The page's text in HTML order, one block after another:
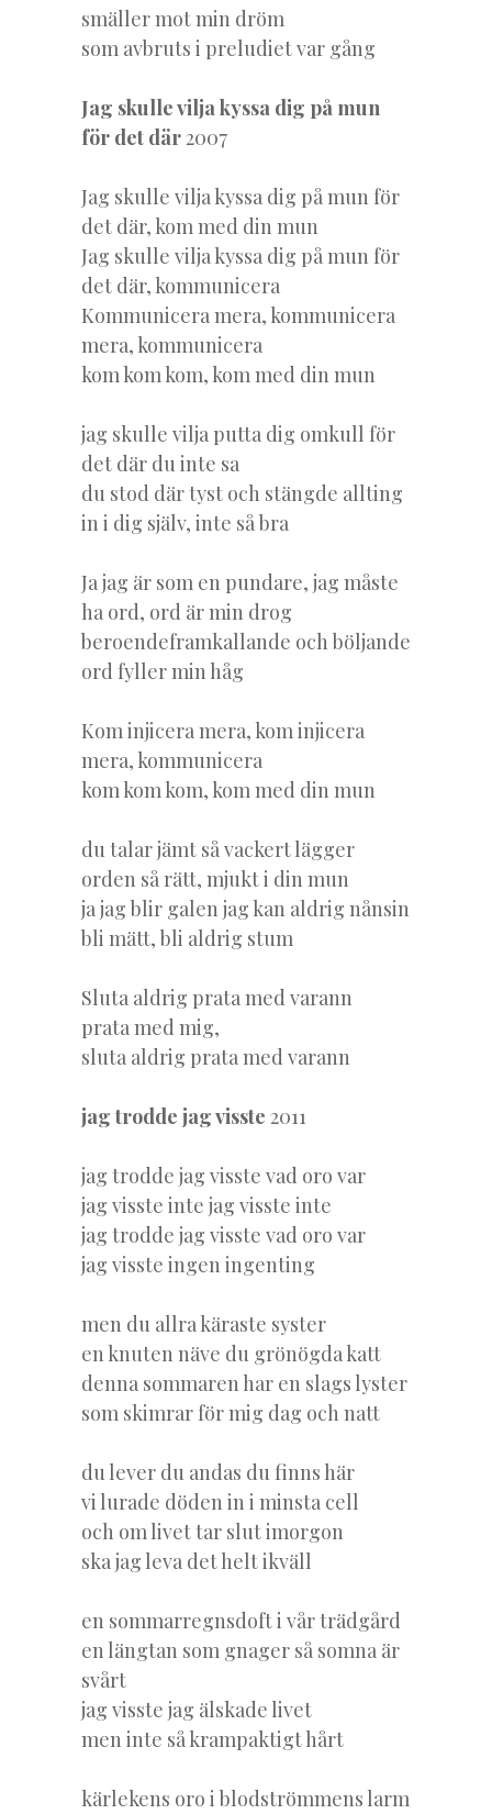
smäller mot min dröm
som avbruts i preludiet var gång
Jag skulle vilja kyssa dig på mun
för det där2007
Jag skulle vilja kyssa dig på mun för
det där, kom med din mun
Jag skulle vilja kyssa dig på mun för
det där, kommunicera
Kommunicera mera, kommunicera
mera, kommunicera
kom kom kom, kom med din mun
jag skulle vilja putta dig omkull för
det där du inte sa
du stod där tyst och stängde allting
in i dig själv, inte så bra
Ja jag är som en pundare, jag måste
ha ord, ord är min drog
beroendeframkallande och böljande
ord fyller min håg
Kom injicera mera, kom injicera
mera, kommunicera
kom kom kom, kom med din mun
du talar jämt så vackert lägger
orden så rätt, mjukt i din mun
ja jag blir galen jag kan aldrig nånsin
bli mätt, bli aldrig stum
Sluta aldrig prata med varann
prata med mig,
sluta aldrig prata med varann
jag trodde jag visste 2011
jag trodde jag visste vad oro var
jag visste inte jag visste inte
jag trodde jag visste vad oro var
jag visste ingen ingenting
men du allra käraste syster
en knuten näve du grönögda katt
denna sommaren har en slags lyster
som skimrar för mig dag och natt
du lever du andas du finns här
vi lurade döden in i minsta cell
och om livet tar slut imorgon
ska jag leva det helt ikväll
en sommarregnsdoft i vår trädgård
en längtan som gnager så somna är
svårt
jag visste jag älskade livet
men inte så krampaktigt hårt
kärlekens oro i blodströmmens larm